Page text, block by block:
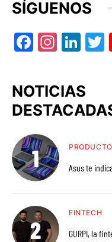
SÍGUENOS
Facebook
NOTICIAS
Asus te
FINTECH
GURPI, la fintech